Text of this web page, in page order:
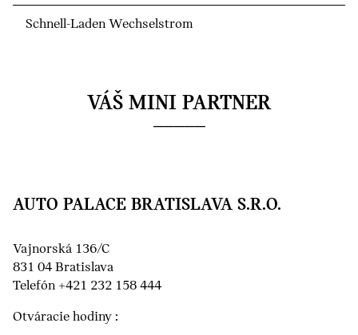
Schnell-Laden Wechselstrom
VÁŠ MINI PARTNER
AUTO PALACE BRATISLAVA S.R.O.
Vajnorská 136/C
831 04 Bratislava
Telefón +421 232 158 444
Otváracie hodiny :